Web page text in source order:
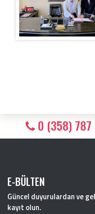
0 (358)
E-BÜLTEN
Güncel duyurulardan ve
kayıt olun.